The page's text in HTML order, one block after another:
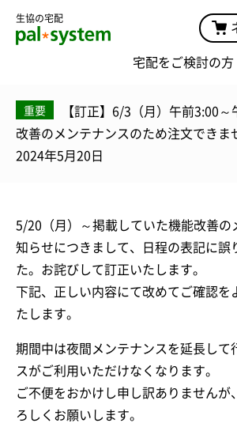
生協の宅配
宅配をご検討の方
重要
【訂正】6/3（月）午前3:00
改善のメンテナンスのため注文できま
2024年5月20日
5/20（月）～掲載していた機能改善の
知らせにつきまして、日程の表記に誤
た。お詫びして訂正いたします。
下記、正しい内容にて改めてご確認を
たします。
期間中は夜間メンテナンスを延長して
スがご利用いただけなくなります。
ご不便をおかけし申し訳ありませんが
ろしくお願いします。